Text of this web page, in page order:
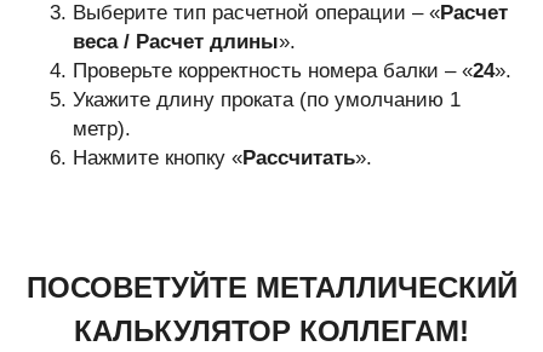
Выберите тип расчетной операции – «Расчет
веса / Расчет длины».
Проверьте корректность номера балки – «24».
Укажите длину проката (по умолчанию 1
метр).
Нажмите кнопку «Рассчитать».
ПОСОВЕТУЙТЕ МЕТАЛЛИЧЕСКИЙ
КАЛЬКУЛЯТОР КОЛЛЕГАМ!